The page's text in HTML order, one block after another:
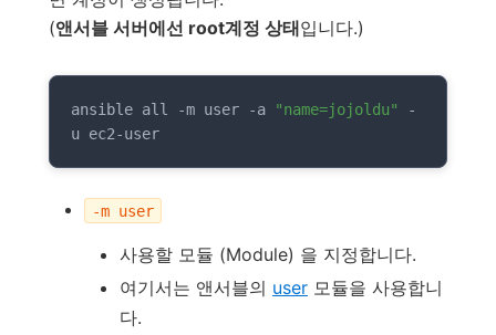
(앤서블 서버에선 root계정 상태입니다.)
ansible all -m user -a "name=jojoldu"
-
u ec2-user
-m user
사용할 모듈 (Module) 을 지정합니다.
여기서는 앤서블의 user 모듈을 사용합니
다.